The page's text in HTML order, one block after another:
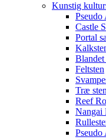
Kunstig
Castle
Portal
Blandet
Feltsten
Træ sten
Reef
Nangai
Pseudo